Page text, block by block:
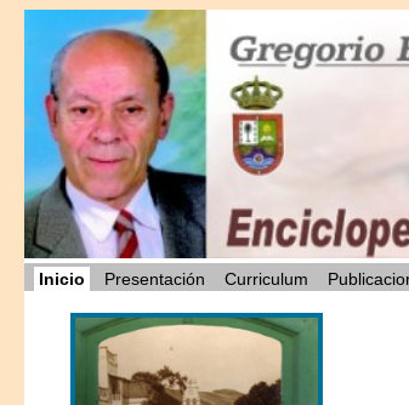
Inicio Presentación Curriculum